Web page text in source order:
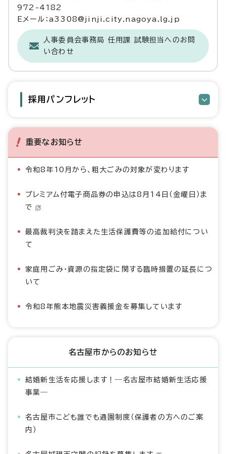
972-4182
Eメール：a3308@jinji.city.nagoya.lg.jp
人事委員会事務局 任用課 試験担当へのお問
い合わせ
採用パンフレット
重要なお知らせ
令和8年10月から、粗大ごみの対象が変わります
プレミアム付電子商品券の申込は8月14日（金曜日）ま
で
最高裁判決を踏まえた生活保護費等の追加給付につい
て
家庭用ごみ・資源の指定袋に関する臨時措置の延長につ
いて
令和8年熊本地震災害義援金を募集しています
名古屋市からのお知らせ
結婚新生活を応援します！―名古屋市結婚新生活応援
事業―
名古屋市こども誰でも通園制度（保護者の方へのご案
内）